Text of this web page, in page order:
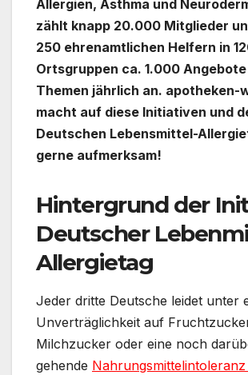
Allergien, Asthma und
zählt knapp 20.000 Mitglieder
250 ehrenamtlichen Helfern in
Ortsgruppen ca. 1.000
Themen jährlich an. apotheken-
macht auf diese Initiativen und
Deutschen Lebensmittel-
gerne aufmerksam!
Hintergrund der
Deutscher
Allergietag
Jeder dritte Deutsche leidet unter
Unverträglichkeit auf
Milchzucker oder eine noch
gehende